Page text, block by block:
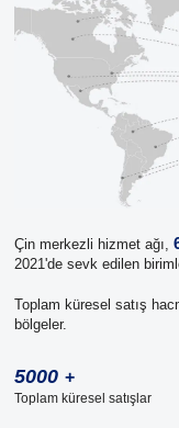
Çin merkezli hizmet ağı,
2021'de sevk edilen
Toplam küresel satış
bölgeler.
5000 +
Toplam küresel satışlar